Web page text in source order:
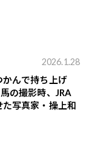
2026.1.28
かんで持ち上げ
の撮影時、JRA
写真家・操上和